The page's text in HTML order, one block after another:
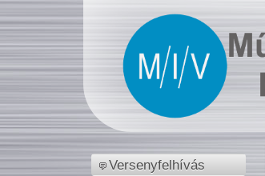
Versenyfelhívás